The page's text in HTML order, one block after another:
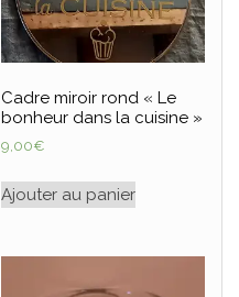
Cadre miroir rond « Le
bonheur dans la cuisine »
9,00€
Ajouter au panier